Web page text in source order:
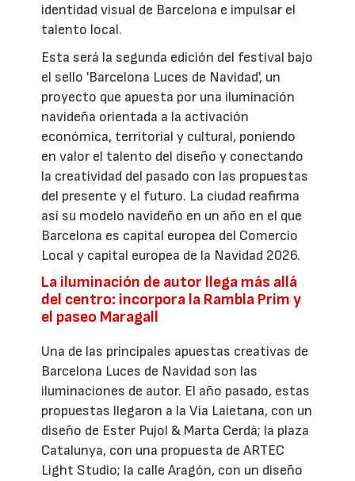
identidad visual de Barcelona e impulsar el
talento local.
Esta será la segunda edición del festival bajo
el sello 'Barcelona Luces de Navidad', un
proyecto que apuesta por una iluminación
navideña orientada a la activación
económica, territorial y cultural, poniendo
en valor el talento del diseño y conectando
la creatividad del pasado con las propuestas
del presente y el futuro. La ciudad reafirma
así su modelo navideño en un año en el que
Barcelona es capital europea del Comercio
Local y capital europea de la Navidad 2026.
La iluminación de autor llega más allá
del centro: incorpora la Rambla Prim y
el paseo Maragall
Una de las principales apuestas creativas de
Barcelona Luces de Navidad son las
iluminaciones de autor. El año pasado, estas
propuestas llegaron a la Via Laietana, con un
diseño de Ester Pujol & Marta Cerdà; la plaza
Catalunya, con una propuesta de ARTEC
Light Studio; la calle Aragón, con un diseño